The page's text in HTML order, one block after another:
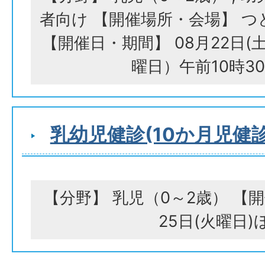
者向け 【開催場所・会場】
【開催日・期間】 08月22日(
曜日）午前10時
乳幼児健診(10か月児健
【分野】 乳児（0～2歳） 【
25日(火曜日)